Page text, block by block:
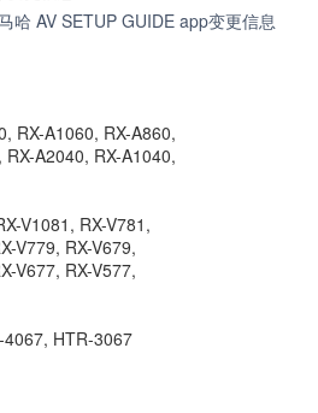
RX-A1060, RX-A860,
A2040, RX-A1040,
V1081, RX-V781,
V779, RX-V679,
V677, RX-V577,
HTR-3067